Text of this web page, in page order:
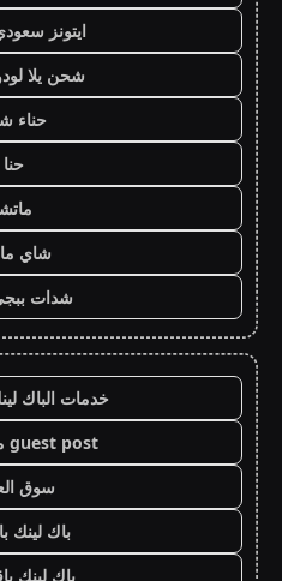
ايتونز
شحن يلا
حناء
حنا
شاي
شدات
خدمات الباك
guest post مقال ضيف
سوق
باك لينك
باك لينك